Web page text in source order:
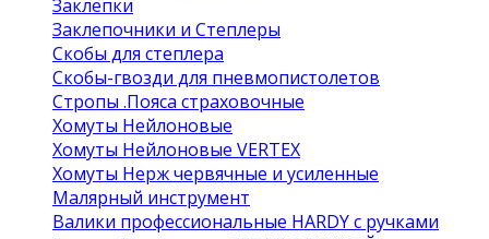
Заклепки
Заклепочники и Степлеры
Скобы для степлера
Скобы-гвозди для пневмопистолетов
Стропы .Пояса страховочные
Хомуты Нейлоновые
Хомуты Нейлоновые VERTEX
Хомуты Нерж червячные и усиленные
Малярный инструмент
Валики профессиональные HARDY с ручками